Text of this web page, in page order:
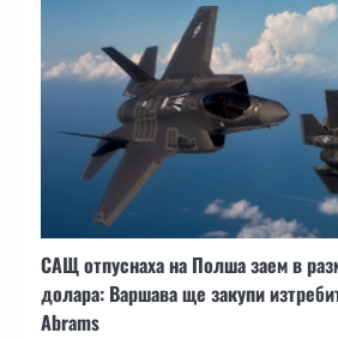
САЩ отпуснаха на Полша заем в
долара: Варшава ще закупи
Abrams